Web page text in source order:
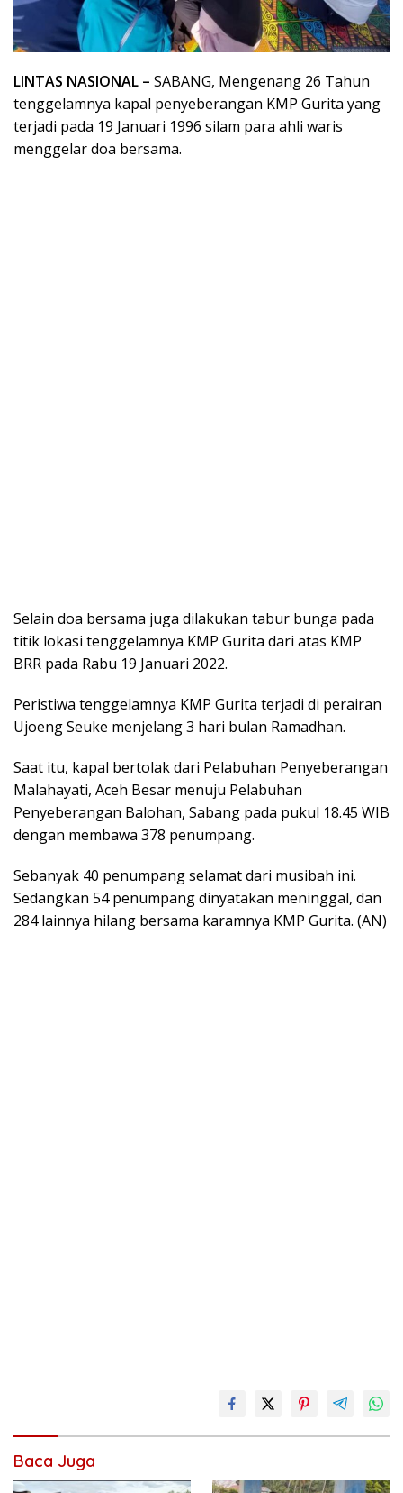
LINTAS NASIONAL – SABANG, Mengenang 26 Tahun
tenggelamnya kapal penyeberangan KMP Gurita yang
terjadi pada 19 Januari 1996 silam para ahli waris
menggelar doa bersama.
Selain doa bersama juga dilakukan tabur bunga pada
titik lokasi tenggelamnya KMP Gurita dari atas KMP
BRR pada Rabu 19 Januari 2022.
Peristiwa tenggelamnya KMP Gurita terjadi di perairan
Ujoeng Seuke menjelang 3 hari bulan Ramadhan.
Saat itu, kapal bertolak dari Pelabuhan Penyeberangan
Malahayati, Aceh Besar menuju Pelabuhan
Penyeberangan Balohan, Sabang pada pukul 18.45 WIB
dengan membawa 378 penumpang.
Sebanyak 40 penumpang selamat dari musibah ini.
Sedangkan 54 penumpang dinyatakan meninggal, dan
284 lainnya hilang bersama karamnya KMP Gurita. (AN)
Baca Juga